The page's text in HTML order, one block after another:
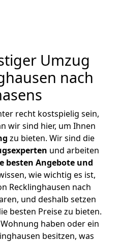
Umzug
nach
recht kostspielig sein,
wir sind hier, um Ihnen
zu bieten. Wir sind die
und arbeiten
besten Angebote und
wie wichtig es ist,
Recklinghausen nach
und deshalb setzen
besten Preise zu bieten.
haben oder ein
besitzen, was